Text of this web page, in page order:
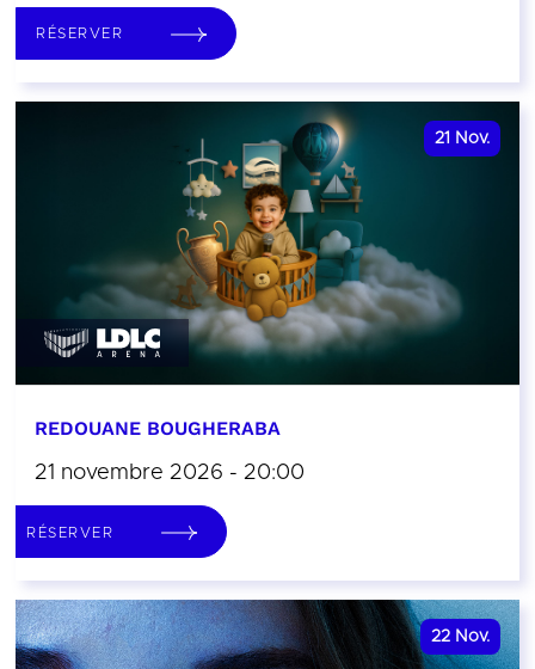
RÉSERVER
21 Nov.
REDOUANE BOUGHERABA
21 novembre 2026 - 20:00
RÉSERVER
22 Nov.